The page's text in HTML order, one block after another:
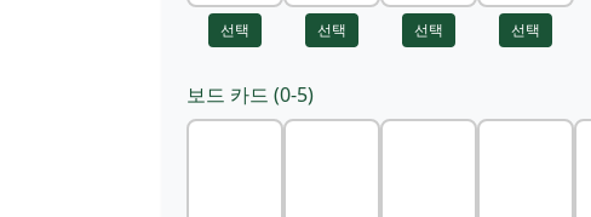
선택 선택 선택 선택
보드 카드 (0-5)